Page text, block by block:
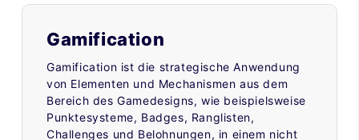
Gamification
Gamification ist die strategische Anwendung
von Elementen und Mechanismen aus dem
Bereich des Gamedesigns, wie beispielsweise
Punktesysteme, Badges, Ranglisten,
Challenges und Belohnungen, in einem nicht